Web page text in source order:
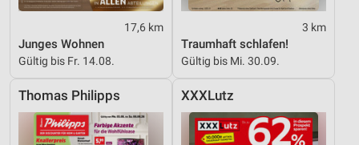
17,6 km
Junges Wohnen
Gültig bis Fr. 14.08.
3 km
Traumhaft schlafen!
Gültig bis Mi. 30.09.
Thomas Philipps XXXLutz